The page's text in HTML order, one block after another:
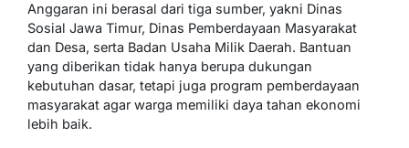
Anggaran ini berasal dari tiga sumber, yakni Dinas
Sosial Jawa Timur, Dinas Pemberdayaan Masyarakat
dan Desa, serta Badan Usaha Milik Daerah. Bantuan
yang diberikan tidak hanya berupa dukungan
kebutuhan dasar, tetapi juga program pemberdayaan
masyarakat agar warga memiliki daya tahan ekonomi
lebih baik.